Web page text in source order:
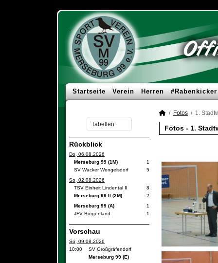
Startseite Verein Herren #Rabenkicker
Rückblick
Do, 06.08.2026
Merseburg 99 (1M)
1
SV Wacker Wengelsdorf
5
So, 02.08.2026
TSV Einheit Lindental II
8
Merseburg 99 II (2M)
2
Merseburg 99 (A)
1
JFV Burgenland
1
Vorschau
So, 09.08.2026
10:00
SV Großgräfendorf
Merseburg 99 (E)
Fotos 1.
Fotos - 1.